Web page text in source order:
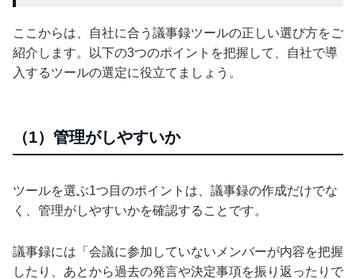
ここからは、自社に合う議事録ツールの正しい選び方をご
紹介します。以下の3つのポイントを把握して、自社で導
入するツールの選定に役立てましょう。
（1）管理がしやすいか
ツールを選ぶ1つ目のポイントは、議事録の作成だけでな
く、管理がしやすいかを確認することです。
議事録には「会議に参加していないメンバーが内容を把握
したり、あとから過去の発言や決定事項を振り返ったりで